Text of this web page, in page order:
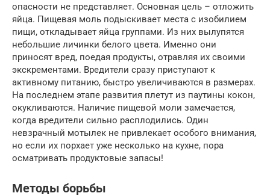
опасности не представляет. Основная цель – отложить
яйца. Пищевая моль подыскивает места с изобилием
пищи, откладывает яйца группами. Из них вылупятся
небольшие личинки белого цвета. Именно они
приносят вред, поедая продукты, отравляя их своими
экскрементами. Вредители сразу приступают к
активному питанию, быстро увеличиваются в размерах.
На последнем этапе развития плетут из паутины кокон,
окукливаются. Наличие пищевой моли замечается,
когда вредители сильно расплодились. Один
невзрачный мотылек не привлекает особого внимания,
но если их порхает уже несколько на кухне, пора
осматривать продуктовые запасы!
Методы борьбы